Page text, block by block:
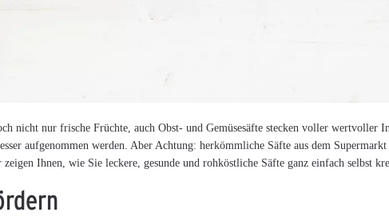
nicht nur frische Früchte, auch Obst- und Gemüsesäfte stecken voller
aufgenommen werden. Aber Achtung: herkömmliche Säfte aus dem
Ihnen, wie Sie leckere, gesunde und rohköstliche Säfte ganz einfach selbst